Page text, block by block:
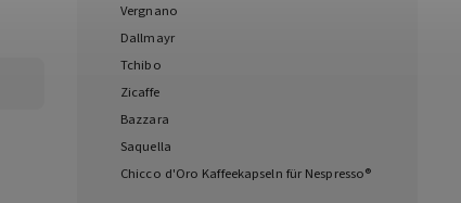
Vergnano
Dallmayr
Tchibo
Zicaffe
Bazzara
Saquella
Chicco d'Oro Kaffeekapseln für Nespresso®